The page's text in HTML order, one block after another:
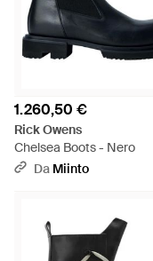
1.260,50 €
Rick Owens
Chelsea Boots - Nero
Da Miinto